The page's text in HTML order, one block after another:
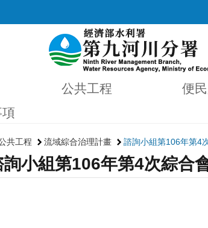
公共工程 便
共工程 流域綜合治理計畫 諮詢小組第106年第4
詢小組第106年第4次綜合